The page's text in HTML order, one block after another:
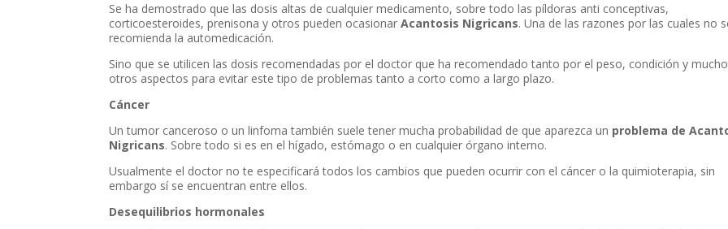
Se ha demostrado que las dosis altas de cualquier medicamento, sobre todo las píldoras anti conceptivas,
corticoesteroides, prenisona y otros pueden ocasionarAcantosis Nigricans. Una de las razones por las cuales no
recomienda la automedicación.
Sino que se utilicen las dosis recomendadas por el doctor que ha recomendado tanto por el peso, condición y
otros aspectos para evitar este tipo de problemas tanto a corto como a largo plazo.
Cáncer
Un tumor canceroso o un linfoma también suele tener mucha probabilidad de que aparezca un problema de
Nigricans. Sobre todo si es en el hígado, estómago o en cualquier órgano interno.
Usualmente el doctor no te especificará todos los cambios que pueden ocurrir con el cáncer o la quimioterapia, sin
embargo sí se encuentran entre ellos.
Desequilibrios hormonales